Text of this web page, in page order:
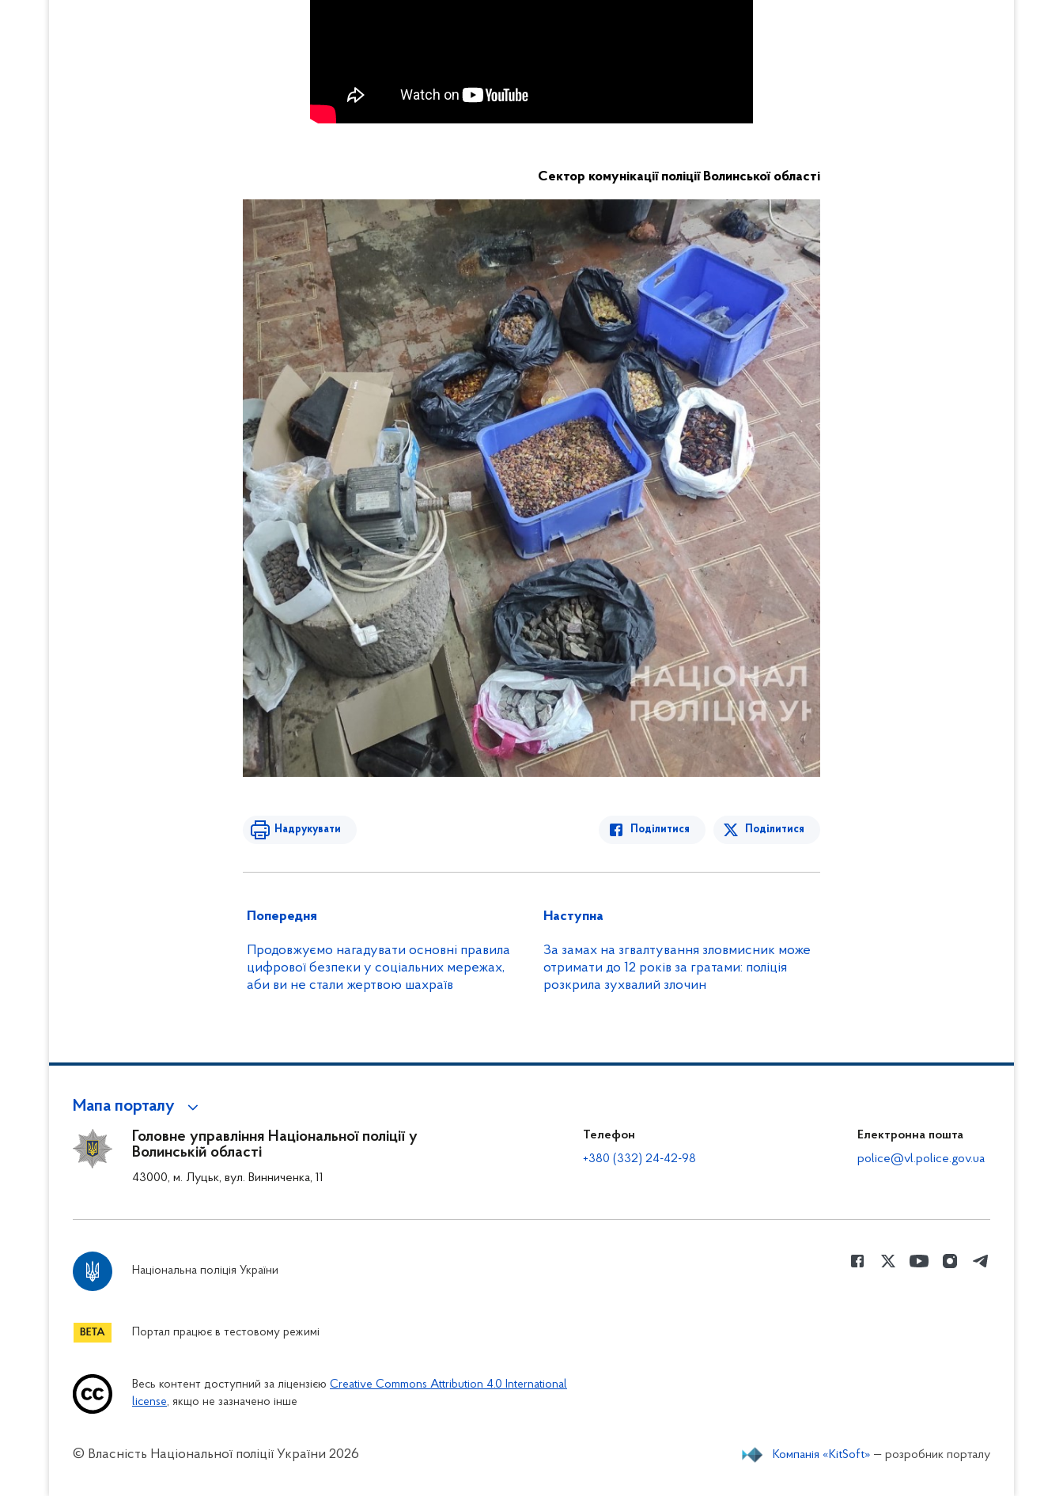
Сектор комунікації поліції Волинської області
Надрукувати Поділитися Поділитися
Попередня
Продовжуємо нагадувати основні правила
цифрової безпеки у соціальних мережах,
аби ви не стали жертвою шахраїв
Наступна
За замах на згвалтування зловмисник може
отримати до 12 років за гратами: поліція
розкрила зухвалий злочин
Мапа порталу
Головне управління Національної поліції у
Волинській області
43000, м. Луцьк, вул. Винниченка, 11
Телефон
+380 (332) 24-42-98
Електронна пошта
police@vl.police.gov.ua
Національна поліція України
Портал працює в тестовому режимі
Весь контент доступний за ліцензією Creative Commons Attribution 4.0 International
license, якщо не зазначено інше
© Власність Національної поліції України 2026 Компанія «KitSoft» — розробник порталу